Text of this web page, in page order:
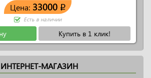
Цена: 33000 q
Есть в наличии
Купить в 1 клик!
ИНТЕРНЕТ-МАГАЗИН